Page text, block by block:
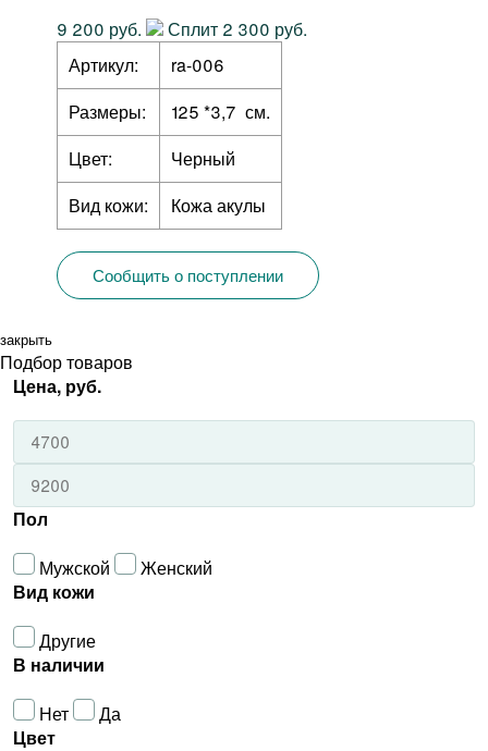
9 200 руб.
Сплит 2 300 руб.
Артикул:
ra-006
Размеры:
125 *3,7 см.
Цвет:
Черный
Вид кожи:
Кожа акулы
Сообщить о поступлении
закрыть
Подбор товаров
Цена, руб.
Пол
Мужской
Женский
Вид кожи
Другие
В наличии
Нет
Да
Цвет